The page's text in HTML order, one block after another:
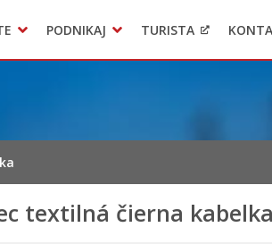
systém – Kežmarok
podozrení z podvodov
– NATUR – PACK
PODNIKAJ TURISTA
textilná čierna kabelka